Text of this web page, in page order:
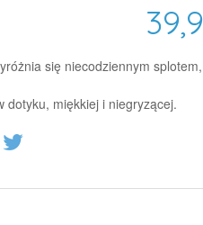
się niecodziennym
dotyku, miękkiej i niegryzącej.